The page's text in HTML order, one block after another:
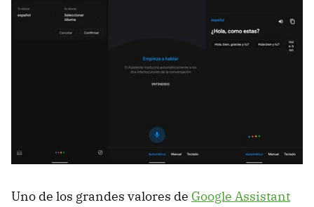
Uno de los grandes valores de Google Assistant